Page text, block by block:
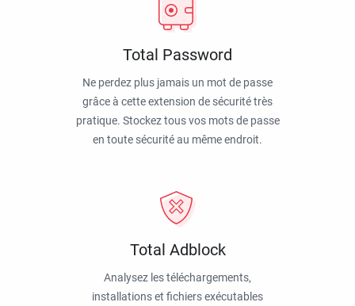
Total Password
Ne perdez plus jamais un mot de passe
grâce à cette extension de sécurité très
pratique. Stockez tous vos mots de passe
en toute sécurité au même endroit.
Total Adblock
Analysez les téléchargements,
installations et fichiers exécutables